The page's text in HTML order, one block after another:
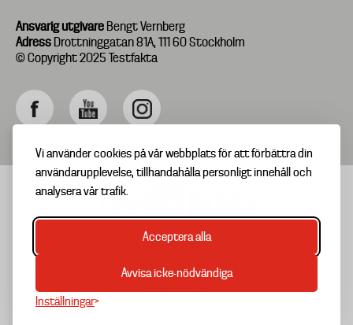
Vi använder cookies på vår webbplats för att förbättra din
användarupplevelse, tillhandahålla personligt innehåll och
analysera vår trafik.
Acceptera alla
Avvisa icke-nödvändiga
Inställningar
Ansvarig utgivare Bengt Vernberg
Adress Drottninggatan 81A, 111 60 Stockholm
© Copyright 2025 Testfakta
Footer
menu
TIPSA OSS
OM TESTFAKTA
NYHETSBREV